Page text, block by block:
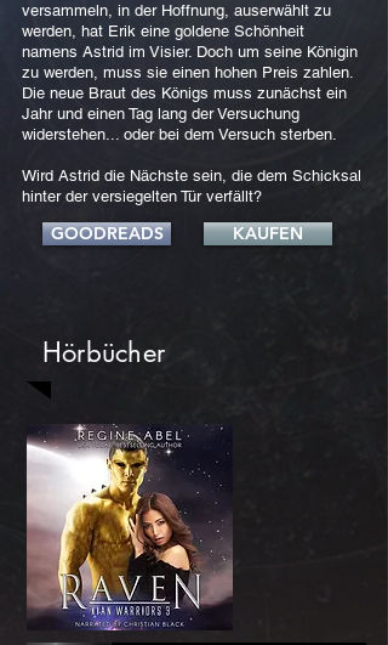
versammeln, in der Hoffnung, auserwählt zu
werden, hat Erik eine goldene Schönheit
namens Astrid im Visier. Doch um seine Königin
zu werden, muss sie einen hohen Preis zahlen.
Die neue Braut des Königs muss zunächst ein
Jahr und einen Tag lang der Versuchung
widerstehen... oder bei dem Versuch sterben.
Wird Astrid die Nächste sein, die dem Schicksal
hinter der versiegelten Tür verfällt?
GOODREADS KAUFEN
Hörbücher